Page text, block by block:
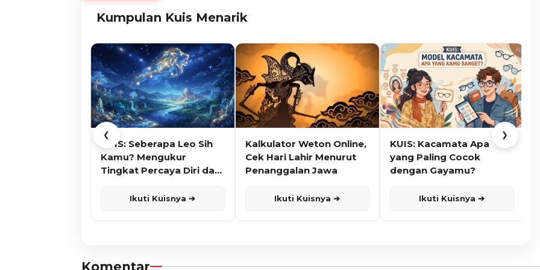
Kumpulan Kuis Menarik
❮
KUIS: Seberapa Leo Sih
Kamu? Mengukur
Tingkat Percaya Diri dan
Ikuti Kuisnya ➔
Kalkulator Weton Online,
Cek Hari Lahir Menurut
Penanggalan Jawa
Ikuti Kuisnya ➔
KUIS: Kacamata Apa
yang Paling Cocok
dengan Gayamu?
Ikuti Kuisnya ➔
❯
Komentar